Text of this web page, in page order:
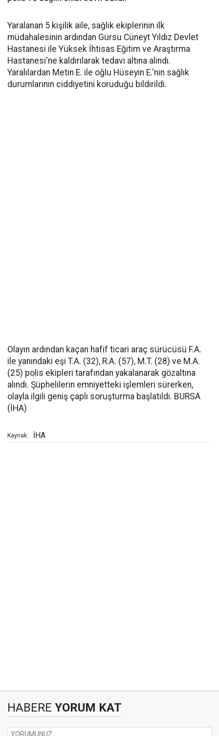
Yaralanan 5 kişilik aile, sağlık ekiplerinin ilk
müdahalesinin ardından Gürsu Cüneyt Yıldız Devlet
Hastanesi ile Yüksek İhtisas Eğitim ve Araştırma
Hastanesi'ne kaldırılarak tedavi altına alındı.
Yaralılardan Metin E. ile oğlu Hüseyin E.'nin sağlık
durumlarının ciddiyetini koruduğu bildirildi.
Olayın ardından kaçan hafif ticari araç sürücüsü F.A.
ile yanındaki eşi T.A. (32), R.A. (57), M.T. (28) ve M.A.
(25) polis ekipleri tarafından yakalanarak gözaltına
alındı. Şüphelilerin emniyetteki işlemleri sürerken,
olayla ilgili geniş çaplı soruşturma başlatıldı. BURSA
(İHA)
Kaynak: İHA
HABERE YORUM KAT